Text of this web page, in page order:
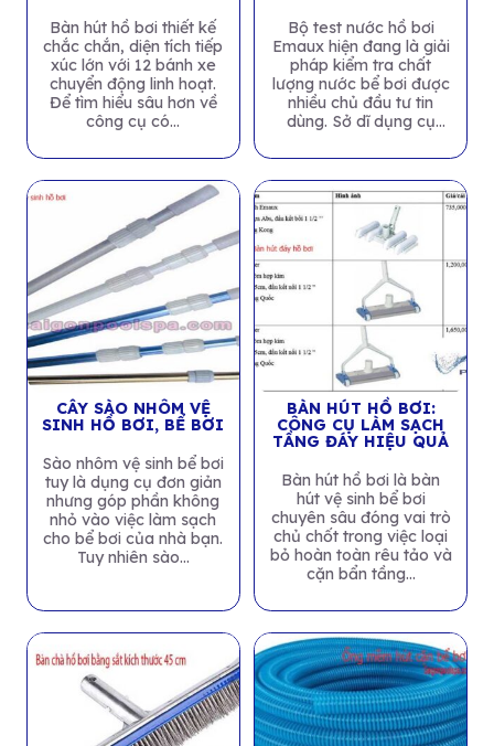
Bàn hút hồ bơi thiết kế
chắc chắn, diện tích tiếp
xúc lớn với 12 bánh xe
chuyển động linh hoạt.
Để tìm hiểu sâu hơn về
công cụ có...
Bộ test nước hồ bơi
Emaux hiện đang là giải
pháp kiểm tra chất
lượng nước bể bơi được
nhiều chủ đầu tư tin
dùng. Sở dĩ dụng cụ
CÂY SÀO NHÔM VỆ
SINH HỒ BƠI, BỂ BƠI
Sào nhôm vệ sinh bể bơi
tuy là dụng cụ đơn giản
nhưng góp phần không
nhỏ vào việc làm sạch
cho bể bơi của nhà bạn.
Tuy nhiên sào...
BÀN HÚT HỒ BƠI:
CÔNG CỤ LÀM SẠCH
TẦNG ĐÁY HIỆU QUẢ
Bàn hút hồ bơi là bàn
hút vệ sinh bể bơi
chuyên sâu đóng vai trò
chủ chốt trong việc loại
bỏ hoàn toàn rêu tảo và
cặn bẩn tầng...